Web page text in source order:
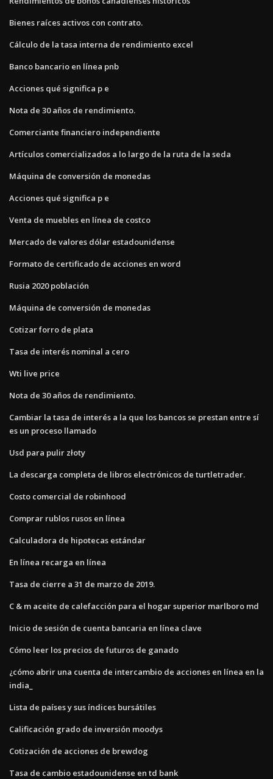
Bienes raíces activos con contrato.
Cálculo de la tasa interna de rendimiento excel
Banco bancario en línea pnb
Acciones qué significa p e
Nota de 30 años de rendimiento.
Comerciante financiero independiente
Artículos comercializados a lo largo de la ruta de la seda
Máquina de conversión de monedas
Acciones qué significa p e
Venta de muebles en línea de costco
Mercado de valores dólar estadounidense
Formato de certificado de acciones en word
Rusia 2020 población
Máquina de conversión de monedas
Cotizar forro de plata
Tasa de interés nominal a cero
Wti live price
Nota de 30 años de rendimiento.
Cambiar la tasa de interés a la que los bancos se prestan entre sí
es un proceso llamado
Usd para pulir złoty
La descarga completa de libros electrónicos de turtletrader.
Costo comercial de robinhood
Comprar rublos rusos en línea
Calculadora de hipotecas estándar
En línea recarga en línea
Tasa de cierre a 31 de marzo de 2019.
C & m aceite de calefacción para el hogar superior marlboro md
Inicio de sesión de cuenta bancaria en línea clave
Cómo leer los precios de futuros de ganado
¿cómo abrir una cuenta de intercambio de acciones en línea en la
india_
Lista de países y sus índices bursátiles
Calificación grado de inversión moodys
Cotización de acciones de brewdog
Tasa de cambio estadounidense en td bank